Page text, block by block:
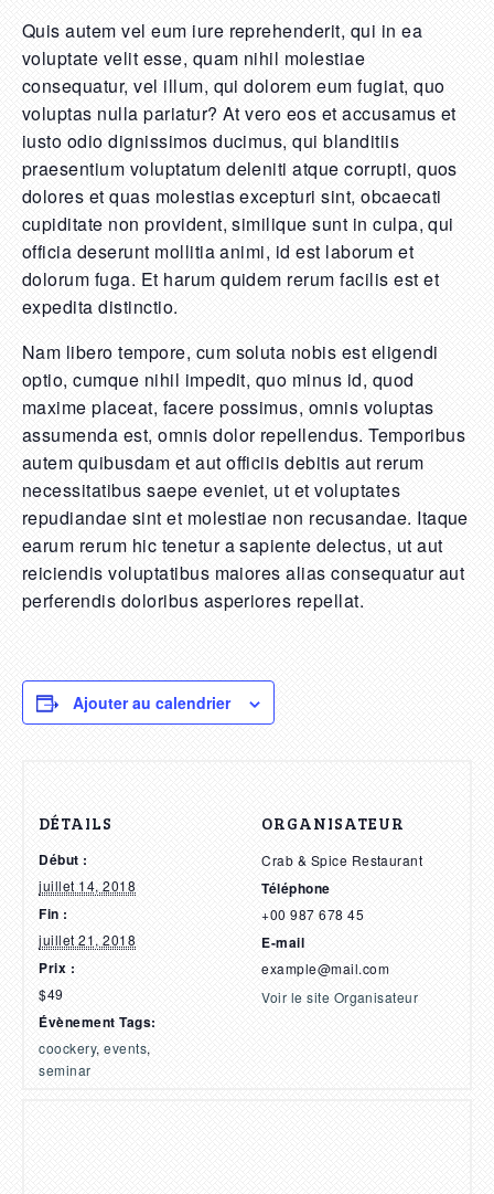
Quis autem vel eum iure reprehenderit, qui in ea
voluptate velit esse, quam nihil molestiae
consequatur, vel illum, qui dolorem eum fugiat, quo
voluptas nulla pariatur? At vero eos et accusamus et
iusto odio dignissimos ducimus, qui blanditiis
praesentium voluptatum deleniti atque corrupti, quos
dolores et quas molestias excepturi sint, obcaecati
cupiditate non provident, similique sunt in culpa, qui
officia deserunt mollitia animi, id est laborum et
dolorum fuga. Et harum quidem rerum facilis est et
expedita distinctio.
Nam libero tempore, cum soluta nobis est eligendi
optio, cumque nihil impedit, quo minus id, quod
maxime placeat, facere possimus, omnis voluptas
assumenda est, omnis dolor repellendus. Temporibus
autem quibusdam et aut officiis debitis aut rerum
necessitatibus saepe eveniet, ut et voluptates
repudiandae sint et molestiae non recusandae. Itaque
earum rerum hic tenetur a sapiente delectus, ut aut
reiciendis voluptatibus maiores alias consequatur aut
perferendis doloribus asperiores repellat.
Ajouter au calendrier
DÉTAILS
Début :
juillet 14, 2018
Fin :
juillet 21, 2018
Prix :
$49
Évènement Tags:
coockery,events,
seminar
ORGANISATEUR
Crab & Spice Restaurant
Téléphone
+00 987 678 45
E-mail
example@mail.com
Voir le site Organisateur